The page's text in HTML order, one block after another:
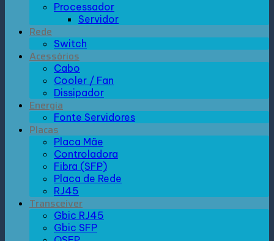
Processador
Servidor
Rede
Switch
Acessórios
Cabo
Cooler / Fan
Dissipador
Energia
Fonte Servidores
Placas
Placa Mãe
Controladora
Fibra (SFP)
Placa de Rede
RJ45
Transceiver
Gbic RJ45
Gbic SFP